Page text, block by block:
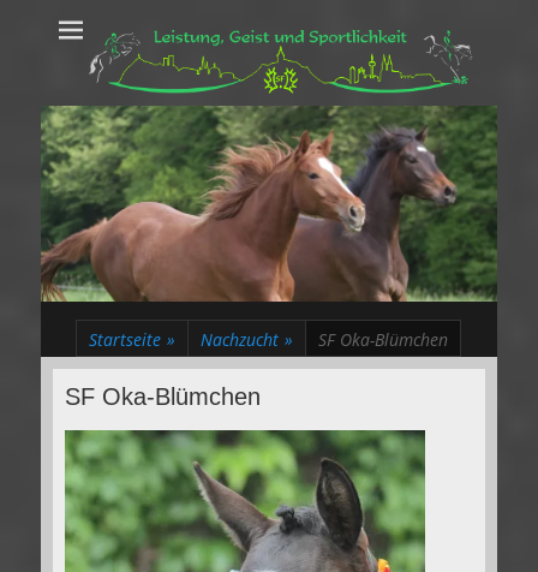
Leistung, Geist
und Sportlichkeit
Trakehner aus dem Herzen des Rheinlands
Startseite » Nachzucht » SF Oka-Blümchen
SF Oka-Blümchen